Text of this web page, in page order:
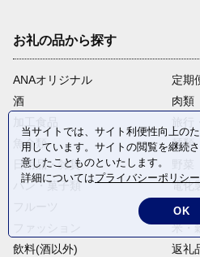
お礼の品から探す
ANAオリジナル
定期
酒
肉類
魚介類
麺類
日用品・雑貨
パン・菓子類
電化
卵・
米・
飲料(酒以外)
返礼
当サイトでは、サイト利便性向上の
用しています。サイトの閲覧を継続
意したことものといたします。
詳細についてはプライバシーポリシー
OK